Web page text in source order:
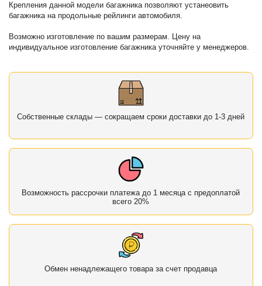
Крепления данной модели багажника позволяют устанеовить
багажника на продольные рейлинги автомобиля.
Возможно изготовление по вашим размерам. Цену на
индивидуальное изготовление багажника уточняйте у менеджеров.
Собственные склады — сокращаем сроки доставки до 1-3 дней
Возможность рассрочки платежа до 1 месяца с предоплатой
всего 20%
Обмен ненадлежащего товара за счет продавца